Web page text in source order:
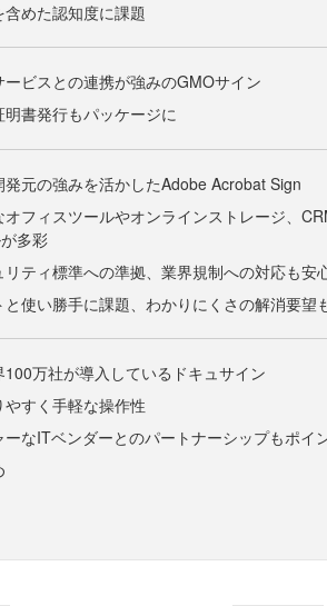
含めた認知度に課題
ービスとの連携が強みのGMOサイン
明書発行もパッケージに
発元の強みを活かしたAdobe Acrobat Sign
オフィスツールやオンラインストレージ、
多彩
リティ標準への準拠、業界規制への対応も安
と使い勝手に課題、わかりにくさの解消要望
100万社が導入しているドキュサイン
やすく手軽な操作性
ーなITベンダーとのパートナーシップもポイ